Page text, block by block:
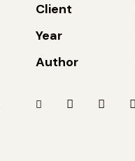
Client
Year
Author